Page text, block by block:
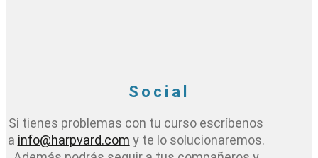
Social
Si tienes problemas con tu curso escríbenos
a info@harpvard.com y te lo solucionaremos.